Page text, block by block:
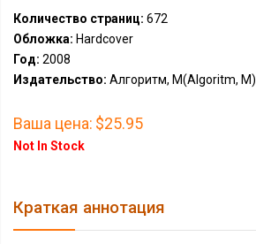
Количество страниц: 672
Обложка: Hardcover
Год: 2008
Издательство: Алгоритм, М(Algoritm, M)
Ваша цена: $25.95
Not In Stock
Краткая аннотация